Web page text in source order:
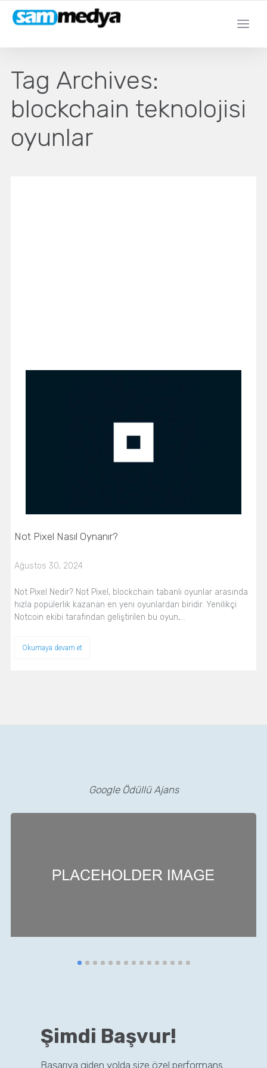
Tag Archives:
blockchain teknolojisi
oyunlar
Not Pixel Nasıl Oynanır?
Ağustos 30, 2024
Not Pixel Nedir? Not Pixel, blockchain tabanlı oyunlar arasında
hızla popülerlik kazanan en yeni oyunlardan biridir. Yenilikçi
Notcoin ekibi tarafından geliştirilen bu oyun,…
Okumaya devam et
Google Ödüllü Ajans
Şimdi Başvur!
Başarıya giden yolda size özel performans